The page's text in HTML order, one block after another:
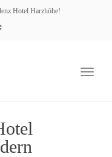
Hotel Harzhöhe!